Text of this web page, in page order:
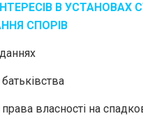
В УСТАНОВАХ
СПОРІВ
власності на